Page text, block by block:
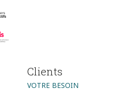
Clients
VOTRE BESOIN